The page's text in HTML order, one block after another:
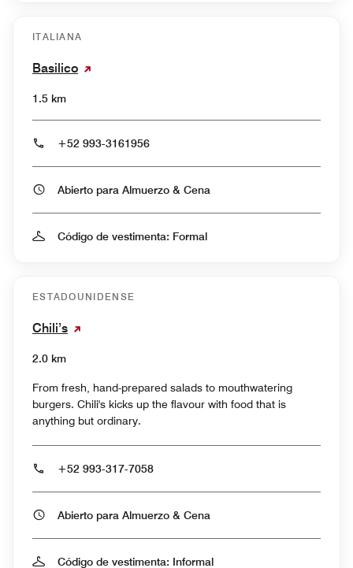
ITALIANA
Basilico
1.5 km
+52 993-3161956
Abierto para Almuerzo & Cena
Código de vestimenta: Formal
ESTADOUNIDENSE
Chili’s
2.0 km
From fresh, hand-prepared salads to mouthwatering
burgers. Chili's kicks up the flavour with food that is
anything but ordinary.
+52 993-317-7058
Abierto para Almuerzo & Cena
Código de vestimenta: Informal